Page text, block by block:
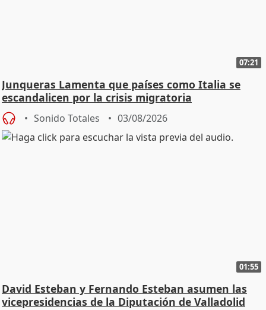
07:21
Junqueras Lamenta que países como Italia se
escandalicen por la crisis migratoria
Sonido Totales 03/08/2026
01:55
David Esteban y Fernando Esteban asumen las
vicepresidencias de la Diputación de Valladolid